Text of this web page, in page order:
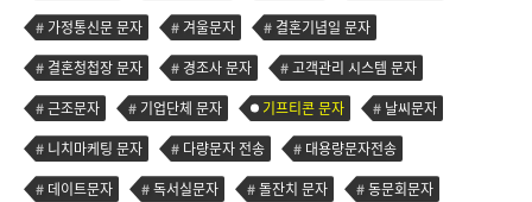
가정통신문 문자
겨울문자
결혼기념일 문자
결혼청첩장 문자
경조사 문자
고객관리 시스템 문자
근조문자
기업단체 문자 기프티콘 문자
날씨문자
니치마케팅 문자
다량문자 전송
대용량문자전송
데이트문자
독서실문자 돌잔치 문자
동문회문자